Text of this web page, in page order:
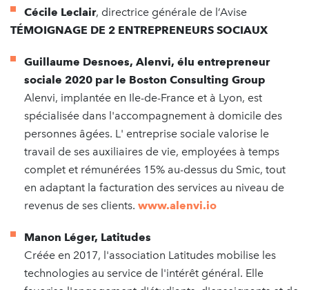
Cécile Leclair, directrice générale de l’Avise
TÉMOIGNAGE DE 2 ENTREPRENEURS SOCIAUX
Guillaume Desnoes, Alenvi, élu entrepreneur
sociale 2020 par le Boston Consulting Group
Alenvi, implantée en Ile-de-France et à Lyon, est
spécialisée dans l'accompagnement à domicile des
personnes âgées. L' entreprise sociale valorise le
travail de ses auxiliaires de vie, employées à temps
complet et rémunérées 15% au-dessus du Smic, tout
en adaptant la facturation des services au niveau de
revenus de ses clients. www.alenvi.io
Manon Léger, Latitudes
Créée en 2017, l'association Latitudes mobilise les
technologies au service de l'intérêt général. Elle